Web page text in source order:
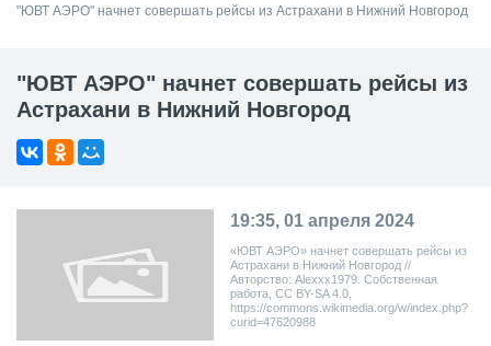
"ЮВТ АЭРО" начнет совершать рейсы из Астрахани в Нижний Новгород
"ЮВТ АЭРО" начнет совершать рейсы из
Астрахани в Нижний Новгород
19:35, 01 апреля 2024
«ЮВТ АЭРО» начнет совершать рейсы из
Астрахани в Нижний Новгород //
Авторство: Alexxx1979. Собственная
работа, CC BY-SA 4.0,
https://commons.wikimedia.org/w/index.php?
curid=47620988